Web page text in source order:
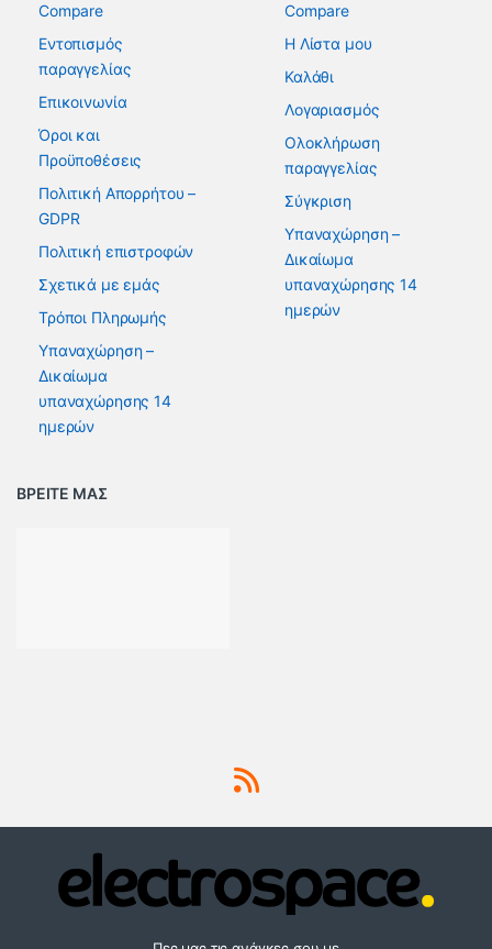
Compare
Εντοπισμός
παραγγελίας
Επικοινωνία
Όροι και
Προϋποθέσεις
Πολιτική Απορρήτου –
GDPR
Πολιτική επιστροφών
Σχετικά με εμάς
Τρόποι Πληρωμής
Υπαναχώρηση –
Δικαίωμα
υπαναχώρησης 14
ημερών
Compare
Η Λίστα μου
Καλάθι
Λογαριασμός
Ολοκλήρωση
παραγγελίας
Σύγκριση
Υπαναχώρηση –
Δικαίωμα
υπαναχώρησης 14
ημερών
ΒΡΕΙΤΕ ΜΑΣ